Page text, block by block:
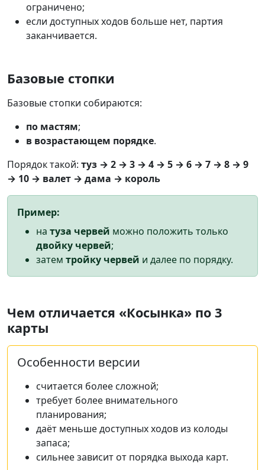
ограничено;
если доступных ходов больше нет, партия
заканчивается.
Базовые стопки
Базовые стопки собираются:
по мастям;
в возрастающем порядке.
Порядок такой: туз → 2 → 3 → 4 → 5 → 6 → 7 → 8 → 9
→ 10 → валет → дама → король
Пример:
на туза червей можно положить только
двойку червей;
затем тройку червей и далее по порядку.
Чем отличается «Косынка» по 3
карты
Особенности версии
считается более сложной;
требует более внимательного
планирования;
даёт меньше доступных ходов из колоды
запаса;
сильнее зависит от порядка выхода карт.